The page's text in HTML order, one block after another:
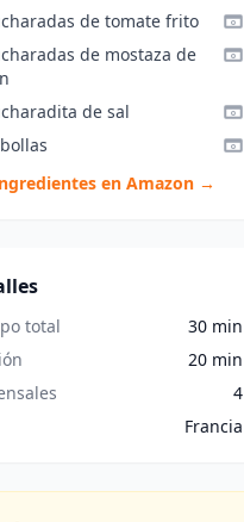
de tomate frito
de mostaza de
de sal
en Amazon →
total
30 min
20 min
4
Francia